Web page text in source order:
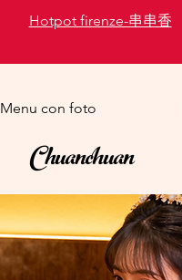
Hotpot firenze-串串香
Menu con foto
Chuanchuan